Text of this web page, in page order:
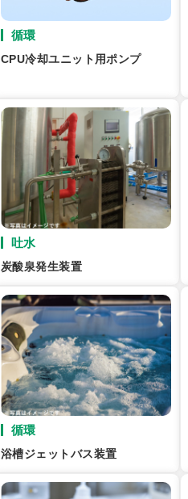
循環
CPU冷却ユニット用ポンプ
吐水
炭酸泉発生装置
循環
浴槽ジェットバス装置